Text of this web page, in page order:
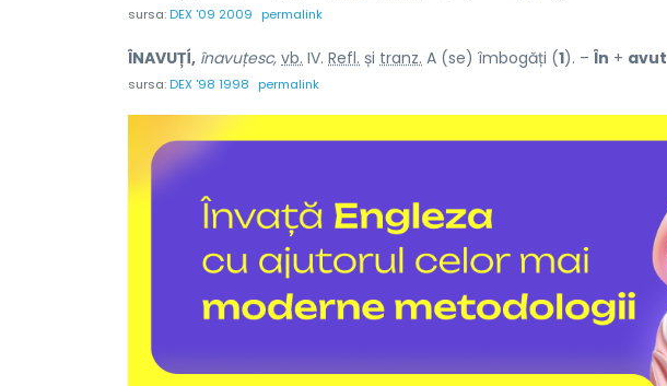
sursa:DEX '09 2009 permalink
ÎNAVUȚÍ, înavuțesc, vb. IV. Refl. și tranz. A (se) îmbogăți (1). – În + avut
sursa:DEX '98 1998 permalink